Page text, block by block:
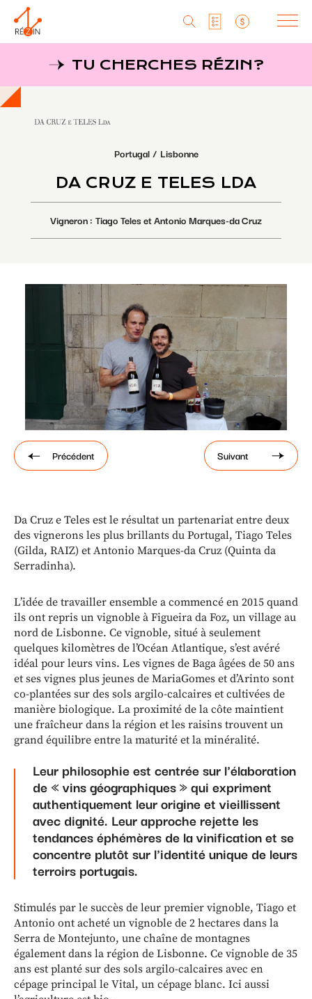
Aller
au
contenu
Produits
Producteurs
MagaZine
Tu cherches réZin?
MagaZin
530, rue St-Zotique Est
Montréal, Qc, H2S 1M3
info@rezin.com
Paramétrer les cookies
Liste titulaires
TU CHERCHES RÉZIN?
Portugal Lisbonne
DA CRUZ E TELES LDA
Vigneron Tiago Teles et Antonio Marques-da Cruz
Précédent Suivant
Da Cruz e Teles est le résultat un partenariat entre deux
des vignerons les plus brillants du Portugal, Tiago Teles
(Gilda, RAIZ) et Antonio Marques-da Cruz (Quinta da
Serradinha).
L’idée de travailler ensemble a commencé en 2015 quand
ils ont repris un vignoble à Figueira da Foz, un village au
nord de Lisbonne. Ce vignoble, situé à seulement
quelques kilomètres de l’Océan Atlantique, s’est avéré
idéal pour leurs vins. Les vignes de Baga âgées de 50 ans
et ses vignes plus jeunes de MariaGomes et d’Arinto sont
co-plantées sur des sols argilo-calcaires et cultivées de
manière biologique. La proximité de la côte maintient
une fraîcheur dans la région et les raisins trouvent un
grand équilibre entre la maturité et la minéralité.
Leur philosophie est centrée sur l'élaboration
de « vins géographiques » qui expriment
authentiquement leur origine et vieillissent
avec dignité. Leur approche rejette les
tendances éphémères de la vinification et se
concentre plutôt sur l'identité unique de leurs
terroirs portugais.
Stimulés par le succès de leur premier vignoble, Tiago et
Antonio ont acheté un vignoble de 2 hectares dans la
Serra de Montejunto, une chaîne de montagnes
également dans la région de Lisbonne. Ce vignoble de 35
ans est planté sur des sols argilo-calcaires avec en
cépage principal le Vital, un cépage blanc. Ici aussi